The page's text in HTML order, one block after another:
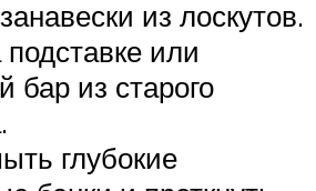
из лоскутов.
или
бар из старого
глубокие